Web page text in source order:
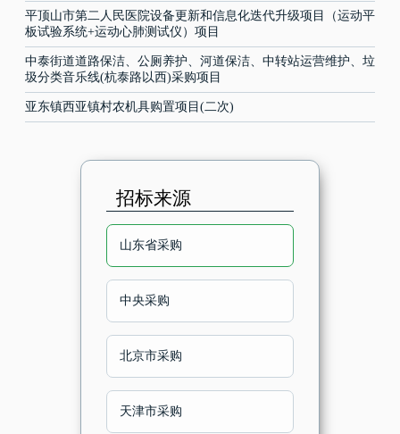
平顶山市第二人民医院设备更新和信息化迭代升级项目（运动平
板试验系统+运动心肺测试仪）项目
中泰街道道路保洁、公厕养护、河道保洁、中转站运营维护、垃
圾分类音乐线(杭泰路以西)采购项目
亚东镇西亚镇村农机具购置项目(二次)
招标来源
山东省采购
中央采购
北京市采购
天津市采购